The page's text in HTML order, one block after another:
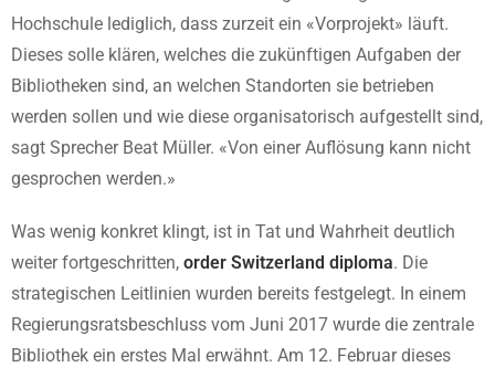
Hochschule lediglich, dass zurzeit ein «Vorprojekt» läuft.
Dieses solle klären, welches die zukünftigen Aufgaben der
Bibliotheken sind, an welchen Standorten sie betrieben
werden sollen und wie diese organisatorisch aufgestellt sind,
sagt Sprecher Beat Müller. «Von einer Auflösung kann nicht
gesprochen werden.»
Was wenig konkret klingt, ist in Tat und Wahrheit deutlich
weiter fortgeschritten, order Switzerland diploma. Die
strategischen Leitlinien wurden bereits festgelegt. In einem
Regierungsratsbeschluss vom Juni 2017 wurde die zentrale
Bibliothek ein erstes Mal erwähnt. Am 12. Februar dieses